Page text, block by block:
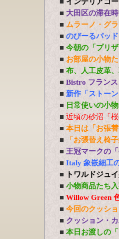
■ 大田区の滞在
■ ムラーノ・グ
■ のびーるパッ
■ 今朝の「プリ
■ お部屋の小物
■ 布、人工皮革
■ Bistro フラン
■ 新作「ストー
■ 日常使いの小
■ 近頃の砂沼「
■ 本日は「お張
■
「お張替え椅
■ 王冠マークの
■ Italy 象嵌細工
■
トワルドジュ
■ 小物商品たち
■ Willow Green
■ 今回のクッシ
■ クッション・
■ 本日お渡しの